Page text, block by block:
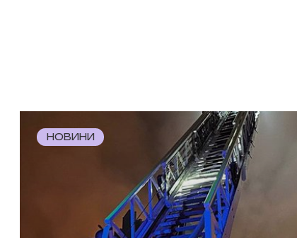
НОВИНИ